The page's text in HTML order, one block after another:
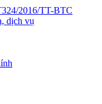
2016/TT-BTC
dịch vụ